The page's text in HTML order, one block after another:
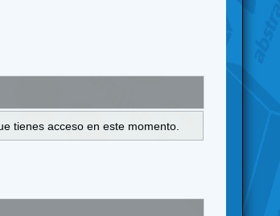
tienes acceso en este momento.